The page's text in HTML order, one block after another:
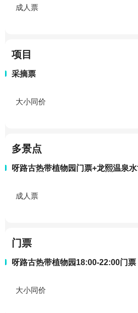
成人票
项目
采摘票
大小同价
多景点
呀路古热带植物园门票+龙熙温泉
成人票
门票
呀路古热带植物园18:00-22:00门票
大小同价